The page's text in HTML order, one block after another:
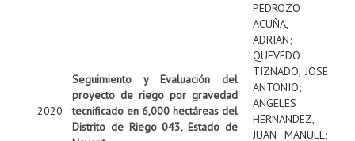
2020
Seguimiento y Evaluación del
proyecto de riego por gravedad
tecnificado en 6,000 hectáreas del
Distrito de Riego 043, Estado de
PEDROZO
ACUÑA,
ADRIAN;
QUEVEDO
TIZNADO, JOSE
ANTONIO;
ANGELES
HERNANDEZ,
JUAN MANUEL;